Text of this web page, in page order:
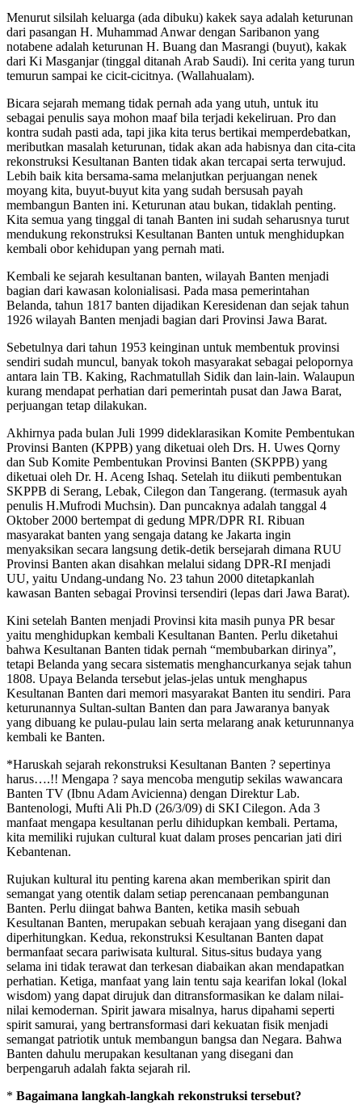
Menurut silsilah keluarga (ada dibuku) kakek saya adalah keturunan
dari pasangan H. Muhammad Anwar dengan Saribanon yang
notabene adalah keturunan H. Buang dan Masrangi (buyut), kakak
dari Ki Masganjar (tinggal ditanah Arab Saudi). Ini cerita yang turun
temurun sampai ke cicit-cicitnya. (Wallahualam).
Bicara sejarah memang tidak pernah ada yang utuh, untuk itu
sebagai penulis saya mohon maaf bila terjadi kekeliruan. Pro dan
kontra sudah pasti ada, tapi jika kita terus bertikai memperdebatkan,
meributkan masalah keturunan, tidak akan ada habisnya dan cita-cita
rekonstruksi Kesultanan Banten tidak akan tercapai serta terwujud.
Lebih baik kita bersama-sama melanjutkan perjuangan nenek
moyang kita, buyut-buyut kita yang sudah bersusah payah
membangun Banten ini. Keturunan atau bukan, tidaklah penting.
Kita semua yang tinggal di tanah Banten ini sudah seharusnya turut
mendukung rekonstruksi Kesultanan Banten untuk menghidupkan
kembali obor kehidupan yang pernah mati.
Kembali ke sejarah kesultanan banten, wilayah Banten menjadi
bagian dari kawasan kolonialisasi. Pada masa pemerintahan
Belanda, tahun 1817 banten dijadikan Keresidenan dan sejak tahun
1926 wilayah Banten menjadi bagian dari Provinsi Jawa Barat.
Sebetulnya dari tahun 1953 keinginan untuk membentuk provinsi
sendiri sudah muncul, banyak tokoh masyarakat sebagai pelopornya
antara lain TB. Kaking, Rachmatullah Sidik dan lain-lain. Walaupun
kurang mendapat perhatian dari pemerintah pusat dan Jawa Barat,
perjuangan tetap dilakukan.
Akhirnya pada bulan Juli 1999 dideklarasikan Komite Pembentukan
Provinsi Banten (KPPB) yang diketuai oleh Drs. H. Uwes Qorny
dan Sub Komite Pembentukan Provinsi Banten (SKPPB) yang
diketuai oleh Dr. H. Aceng Ishaq. Setelah itu diikuti pembentukan
SKPPB di Serang, Lebak, Cilegon dan Tangerang. (termasuk ayah
penulis H.Mufrodi Muchsin). Dan puncaknya adalah tanggal 4
Oktober 2000 bertempat di gedung MPR/DPR RI. Ribuan
masyarakat banten yang sengaja datang ke Jakarta ingin
menyaksikan secara langsung detik-detik bersejarah dimana RUU
Provinsi Banten akan disahkan melalui sidang DPR-RI menjadi
UU, yaitu Undang-undang No. 23 tahun 2000 ditetapkanlah
kawasan Banten sebagai Provinsi tersendiri (lepas dari Jawa Barat).
Kini setelah Banten menjadi Provinsi kita masih punya PR besar
yaitu menghidupkan kembali Kesultanan Banten. Perlu diketahui
bahwa Kesultanan Banten tidak pernah “membubarkan dirinya”,
tetapi Belanda yang secara sistematis menghancurkanya sejak tahun
1808. Upaya Belanda tersebut jelas-jelas untuk menghapus
Kesultanan Banten dari memori masyarakat Banten itu sendiri. Para
keturunannya Sultan-sultan Banten dan para Jawaranya banyak
yang dibuang ke pulau-pulau lain serta melarang anak keturunnanya
kembali ke Banten.
*Haruskah sejarah rekonstruksi Kesultanan Banten ? sepertinya
harus….!! Mengapa ? saya mencoba mengutip sekilas wawancara
Banten TV (Ibnu Adam Avicienna) dengan Direktur Lab.
Bantenologi, Mufti Ali Ph.D (26/3/09) di SKI Cilegon. Ada 3
manfaat mengapa kesultanan perlu dihidupkan kembali. Pertama,
kita memiliki rujukan cultural kuat dalam proses pencarian jati diri
Kebantenan.
Rujukan kultural itu penting karena akan memberikan spirit dan
semangat yang otentik dalam setiap perencanaan pembangunan
Banten. Perlu diingat bahwa Banten, ketika masih sebuah
Kesultanan Banten, merupakan sebuah kerajaan yang disegani dan
diperhitungkan. Kedua, rekonstruksi Kesultanan Banten dapat
bermanfaat secara pariwisata kultural. Situs-situs budaya yang
selama ini tidak terawat dan terkesan diabaikan akan mendapatkan
perhatian. Ketiga, manfaat yang lain tentu saja kearifan lokal (lokal
wisdom) yang dapat dirujuk dan ditransformasikan ke dalam nilai-
nilai kemodernan. Spirit jawara misalnya, harus dipahami seperti
spirit samurai, yang bertransformasi dari kekuatan fisik menjadi
semangat patriotik untuk membangun bangsa dan Negara. Bahwa
Banten dahulu merupakan kesultanan yang disegani dan
berpengaruh adalah fakta sejarah ril.
* Bagaimana langkah-langkah rekonstruksi tersebut?